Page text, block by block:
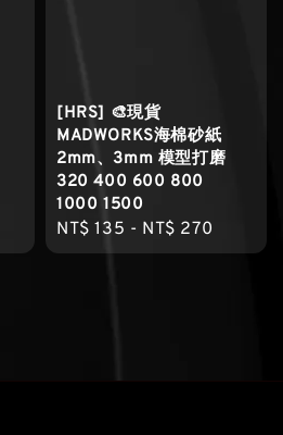
[HRS] 🎨現貨
MADWORKS海棉砂紙
2mm、3mm 模型打磨
320 400 600 800
1000 1500
Regular
price
NT$ 135 - NT$ 270